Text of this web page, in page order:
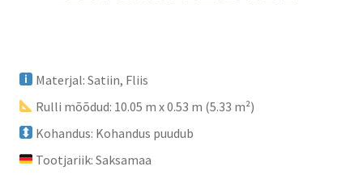
Materjal: Satiin, Fliis
Rulli mõõdud: 10.05 m x 0.53 m (5.33 m²)
Kohandus: Kohandus puudub
Tootjariik: Saksamaa